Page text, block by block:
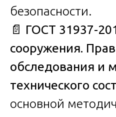
безопасности.
📄 ГОСТ 31937-
сооружения.
обследования и
технического
основной